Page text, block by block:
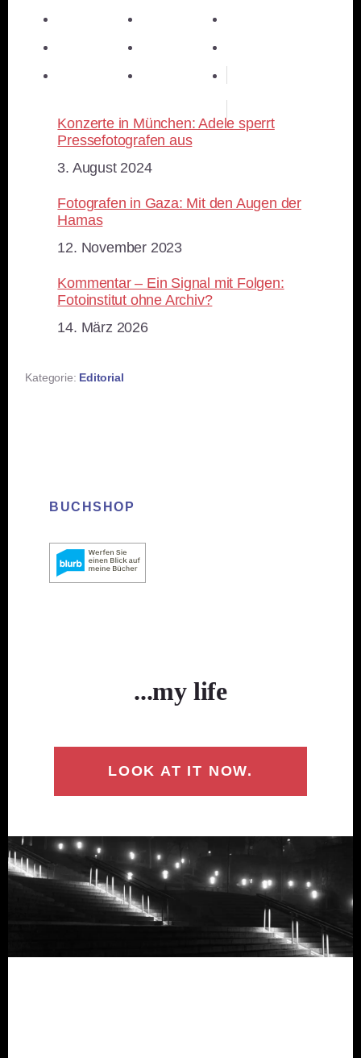
Konzerte in München: Adele sperrt
Pressefotografen aus
Datum
3. August 2024
Fotografen in Gaza: Mit den Augen der
Hamas
Datum
12. November 2023
Kommentar – Ein Signal mit Folgen:
Fotoinstitut ohne Archiv?
Datum
14. März 2026
Kategorie: Editorial
BUCHSHOP
...my life
LOOK AT IT NOW.